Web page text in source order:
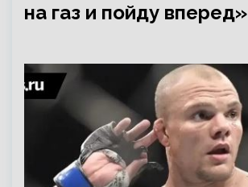
на газ и пойду вперед»